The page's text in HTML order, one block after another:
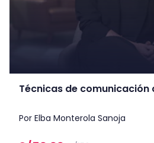
Técnicas de comunicación
Por Elba Monterola Sanoja